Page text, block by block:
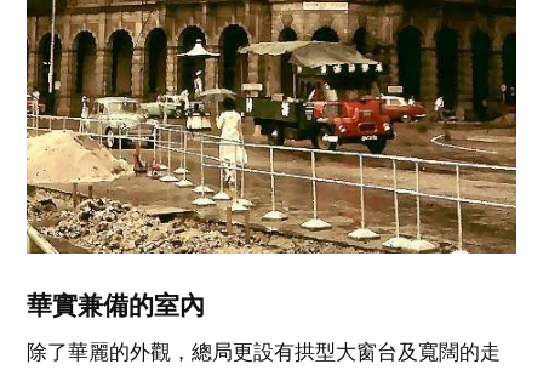
華實兼備的室內
除了華麗的外觀，總局更設有拱型大窗台及寬闊的走